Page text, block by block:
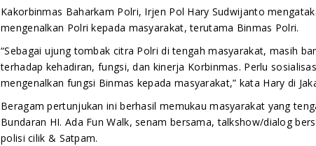
Kakorbinmas Baharkam Polri, Irjen Pol Hary Sudwijanto
mengenalkan Polri kepada masyarakat, terutama Binmas Polri.
“Sebagai ujung tombak citra Polri di tengah masyarakat, masih
terhadap kehadiran, fungsi, dan kinerja Korbinmas. Perlu
mengenalkan fungsi Binmas kepada masyarakat,” kata Hary di
Beragam pertunjukan ini berhasil memukau masyarakat yang
Bundaran HI. Ada Fun Walk, senam bersama, talkshow/dialog
polisi cilik & Satpam.